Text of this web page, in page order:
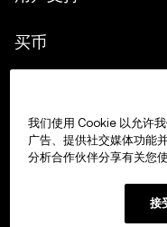
买币
交易
我们使用 Cookie 以允许
广告、提供社交媒体功能
分析合作伙伴分享有关您
接